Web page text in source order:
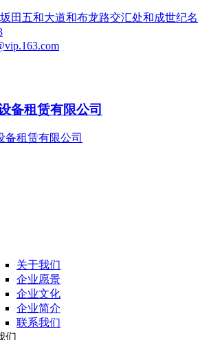
田五和大道和布龙路交汇处和成世纪名
备租赁有限公司
关于我们
企业愿景
企业文化
企业简介
联系我们